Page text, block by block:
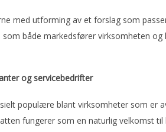
med utforming av et forslag som
både markedsfører virksomheten og
og servicebedrifter
populære blant virksomheter som er
fungerer som en naturlig velkomst